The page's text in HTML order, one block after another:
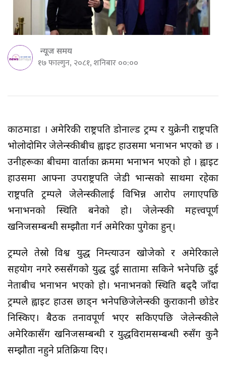
न्यूज समय
१७ फाल्गुन, २०८१, शनिबार ००:००
काठमाडौँ । अमेरिकी राष्ट्रपति डोनाल्ड ट्रम्प र युक्रेनी राष्ट्रपति
भोलोदोमिर जेलेन्स्कीबीच ह्वाइट हाउसमा भनाभन भएको छ ।
उनीहरूका बीचमा वार्ताका क्रममा भनाभन भएको हो । ह्वाइट
हाउसमा आफ्ना उपराष्ट्रपति जेडी भान्सको साथमा रहेका
राष्ट्रपति ट्रम्पले जेलेन्स्कीलाई विभिन्न आरोप लगाएपछि
भनाभनको स्थिति बनेको हो। जेलेन्स्की महत्त्वपूर्ण
खनिजसम्बन्धी सम्झौता गर्न अमेरिका पुगेका हुन्।
ट्रम्पले तेस्रो विश्व युद्ध निम्त्याउन खोजेको र अमेरिकाले
सहयोग नगरे रुससँगको युद्ध दुई सातामा सकिने भनेपछि दुई
नेताबीच भनाभन भएको हो। भनाभनको स्थिति बढ्दै जाँदा
ट्रम्पले ह्वाइट हाउस छाड्न भनेपछिजेलेन्स्की कुराकानी छोडेर
निस्किए। बैठक तनावपूर्ण भएर सकिएपछि जेलेन्स्कीले
अमेरिकासँग खनिजसम्बन्धी र युद्धविरामसम्बन्धी रुसँग कुनै
सम्झौता नहुने ​प्रतिक्रिया दिए।